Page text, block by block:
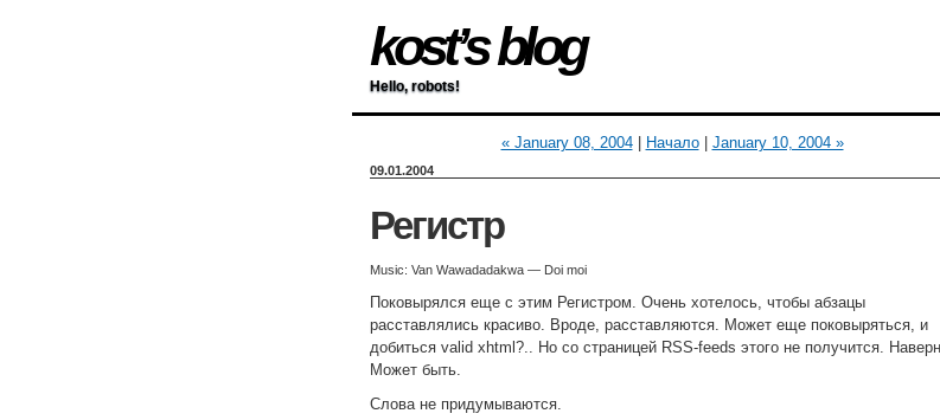
kost’s blog
Hello, robots!
« January 08, 2004| Начало| January 10, 2004 »
09.01.2004
Регистр
Music: Van Wawadadakwa — Doi moi
Поковырялся еще с этим Регистром. Очень хотелось, чтобы абзацы
расставлялись красиво. Вроде, расставляются. Может еще поковыряться, и
добиться valid xhtml?.. Но со страницей RSS-feeds этого не получится.
Может быть.
Слова не придумываются.